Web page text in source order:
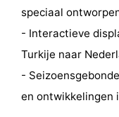
Fietsen
Wandelen
Amusement
speciaal
- Interactieve
Turkije naar
-
en ontwikkelingen